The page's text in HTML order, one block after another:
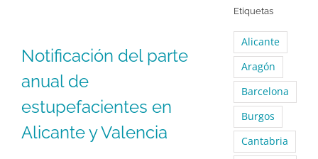
Notificación del parte
anual de
estupefacientes en
Alicante y Valencia
Etiquetas
Alicante
Aragón
Barcelona
Burgos
Cantabria